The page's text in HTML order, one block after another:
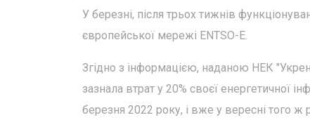
У березні, після трьох тижнів
європейської мережі ENTSO-E.
Згідно з інформацією, наданою НЕК
зазнала втрат у 20% своєї енергетичної
березня 2022 року, і вже у вересні того ж